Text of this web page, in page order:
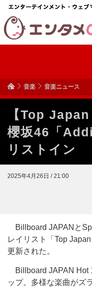
音楽 音楽ニュース
【Top
櫻坂46「
リストイン
2025年4月26日 / 21:00
Billboard JAPANと
レイリスト「Top
更新された。
Billboard JAPAN Hot
ップ。多様な楽曲がズ